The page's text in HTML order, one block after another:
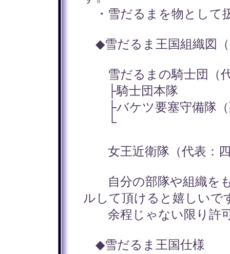
・雪だるまを物として
◆雪だるま王国組織図
雪だるまの騎士団（代
├騎士団本隊
├バケツ要塞守備隊（
└
女王近衛隊（代表：四
自分の部隊や組織をも
ルして頂けると嬉しいで
余程じゃない限り許
◆雪だるま王国仕様